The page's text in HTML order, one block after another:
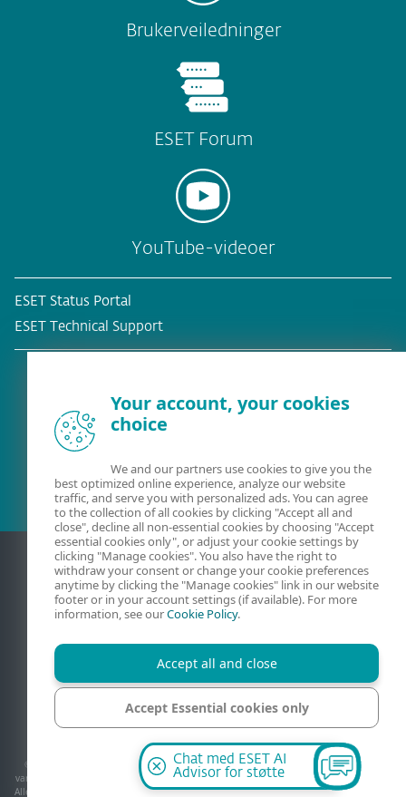
Brukerveiledninger
ESET Forum
YouTube-videoer
ESET Status Portal
ESET Technical Support
Kontakt Personvern
Juridisk informasjon
Rapporter sårbarheter
Nettstedskart
© 1992 - 2026 ESET, spol. s r.o. - Med enerett. Varemerkene som brukes i dette, er
varemerker eller registrerte varemerker for ESET, spol. s r.o. eller ESET North America.
Alle andre navn og varemerker er registrerte varemerker for sine respektive selskaper.
Your account, your cookies
choice
We and our partners use cookies to give you the
best optimized online experience, analyze our website
traffic, and serve you with personalized ads. You can agree
to the collection of all cookies by clicking "Accept all and
close", decline all non-essential cookies by choosing "Accept
essential cookies only", or adjust your cookie settings by
clicking "Manage cookies". You also have the right to
withdraw your consent or change your cookie preferences
anytime by clicking the "Manage cookies" link in our website
footer or in your account settings (if available). For more
information, see ourCookie Policy.
Accept all and close
Accept Essential cookies only
Manage cookies
Chat med ESET AI
Advisor for støtte